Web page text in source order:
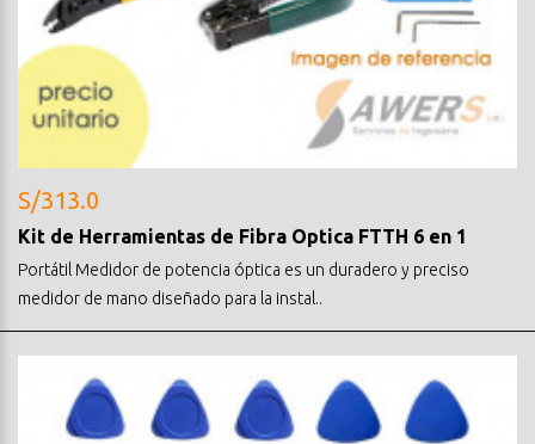
S/313.0
Kit de Herramientas de Fibra Optica FTTH 6 en 1
Portátil Medidor de potencia óptica es un duradero y preciso
medidor de mano diseñado para la instal..